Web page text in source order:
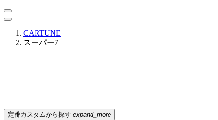
CARTUNE
スーパー7
定番カスタムから探す expand_more